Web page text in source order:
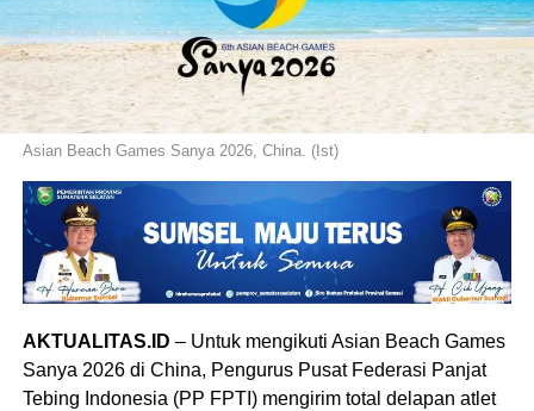
Asian Beach Games Sanya 2026, China. (Ist)
AKTUALITAS.ID – Untuk mengikuti Asian Beach Games
Sanya 2026 di China, Pengurus Pusat Federasi Panjat
Tebing Indonesia (PP FPTI) mengirim total delapan atlet